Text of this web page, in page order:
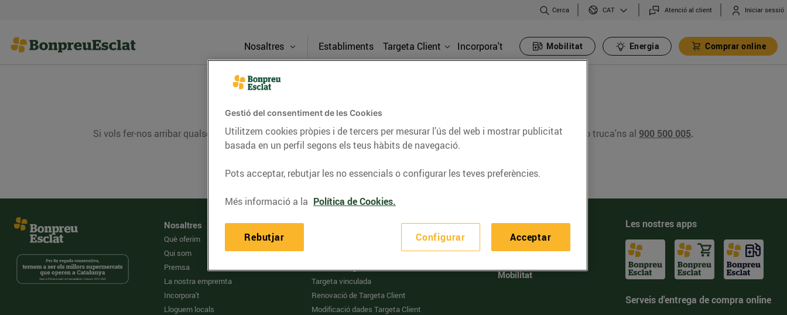
Cerca CAT Atenció al client Iniciar sessió
Nosaltres Establiments Targeta Client Incorpora't Mobilitat Energia Comprar online
Si vols fer-nos arribar qualsevol dubte, consulta, suggeriment, etc. escriu-nos un e-mail a atencioalclient@bonpreu.cat o truca'ns al 900 500 005.
Nosaltres
Què oferim
Qui som
Premsa
La nostra empremta
Incorpora't
Lloguem locals
Targeta vinculada
Renovació de Targeta Client
Modificació dades Targeta Client
Establiments
Incorpora't
Mobilitat
Les nostres apps
Serveis d'entrega de compra online
Gestió del consentiment de les Cookies
Utilitzem cookies pròpies i de tercers per mesurar l’ús del web i mostrar publicitat
basada en un perfil segons els teus hàbits de navegació.
Pots acceptar, rebutjar les no essencials o configurar les teves preferències.
Més informació a la Política de Cookies.
Configurar
Rebutjar Acceptar